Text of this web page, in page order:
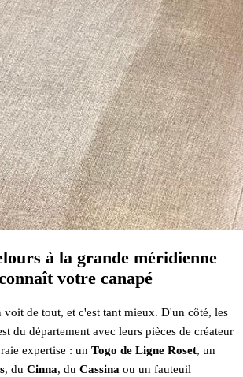
à la grande méridienne
votre canapé
voit de tout, et c'est tant mieux. D'un côté, les
du département avec leurs pièces de créateur
expertise : un Togo de Ligne Roset, un
, du Cinna, du Cassina ou un fauteuil